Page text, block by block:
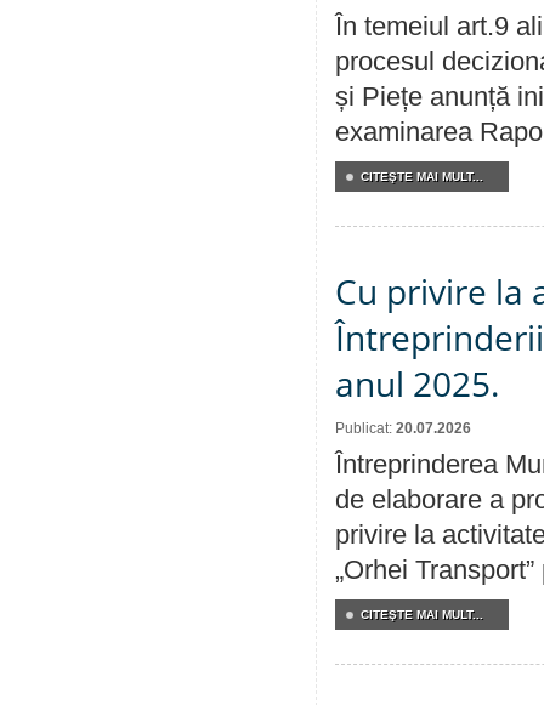
În temeiul art.9
procesul
și Piețe anunță
examinarea
CITEŞTE MAI MULT...
Cu privire la
anul 2025.
Publicat: 20.07.2026
Întreprinderea
de elaborare a
privire la
„Orhei
CITEŞTE MAI MULT...